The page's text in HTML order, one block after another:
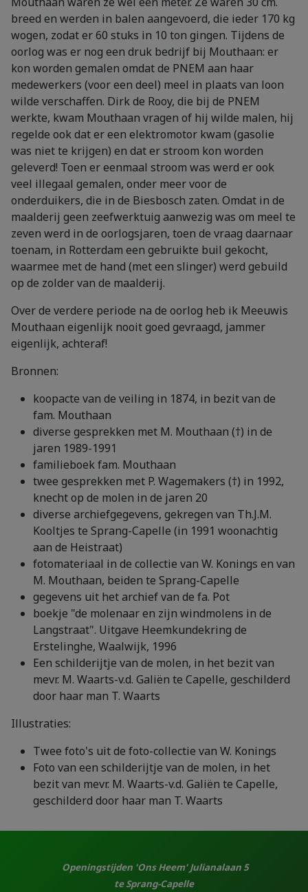
breed en werden in balen aangevoerd, die ieder 170 kg
wogen, zodat er 60 stuks in 10 ton gingen. Tijdens de
oorlog was er nog een druk bedrijf bij Mouthaan: er
kon worden gemalen omdat de PNEM aan haar
medewerkers (voor een deel) meel in plaats van loon
wilde verschaffen. Dirk de Rooy, die bij de PNEM
werkte, kwam Mouthaan vragen of hij wilde malen, hij
regelde ook dat er een elektromotor kwam (gasolie
was niet te krijgen) en dat er stroom kon worden
geleverd! Toen er eenmaal stroom was werd er ook
veel illegaal gemalen, onder meer voor de
onderduikers, die in de Biesbosch zaten. Omdat in de
maalderij geen zeefwerktuig aanwezig was om meel te
zeven werd in de oorlogsjaren, toen de vraag daarnaar
toenam, in Rotterdam een gebruikte buil gekocht,
waarmee met de hand (met een slinger) werd gebuild
op de zolder van de maalderij.
Over de verdere periode na de oorlog heb ik Meeuwis
Mouthaan eigenlijk nooit goed gevraagd, jammer
eigenlijk, achteraf!
Bronnen:
koopacte van de veiling in 1874, in bezit van de
fam. Mouthaan
diverse gesprekken met M. Mouthaan (†) in de
jaren 1989-1991
familieboek fam. Mouthaan
twee gesprekken met P. Wagemakers (†) in 1992,
knecht op de molen in de jaren 20
diverse archiefgegevens, gekregen van Th.J.M.
Kooltjes te Sprang-Capelle (in 1991 woonachtig
aan de Heistraat)
fotomateriaal in de collectie van W. Konings en van
M. Mouthaan, beiden te Sprang-Capelle
gegevens uit het archief van de fa. Pot
boekje "de molenaar en zijn windmolens in de
Langstraat". Uitgave Heemkundekring de
Erstelinghe, Waalwijk, 1996
Een schilderijtje van de molen, in het bezit van
mevr. M. Waarts-v.d. Galiën te Capelle, geschilderd
door haar man T. Waarts
Illustraties:
Twee foto's uit de foto-collectie van W. Konings
Foto van een schilderijtje van de molen, in het
bezit van mevr. M. Waarts-v.d. Galiën te Capelle,
geschilderd door haar man T. Waarts
Openingstijden 'Ons Heem' Julianalaan 5
te Sprang-Capelle